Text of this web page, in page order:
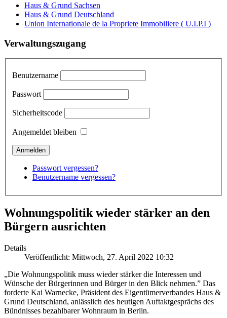
Haus & Grund Sachsen
Haus & Grund Deutschland
Union Internationale de la Propriete Immobiliere ( U.I.P.I )
Verwaltungszugang
Benutzername
Passwort
Sicherheitscode
Angemeldet bleiben
Passwort vergessen?
Benutzername vergessen?
Wohnungspolitik wieder stärker an den
Bürgern ausrichten
Details
Veröffentlicht: Mittwoch, 27. April 2022 10:32
„Die Wohnungspolitik muss wieder stärker die Interessen und
Wünsche der Bürgerinnen und Bürger in den Blick nehmen.” Das
forderte Kai Warnecke, Präsident des Eigentümerverbandes Haus &
Grund Deutschland, anlässlich des heutigen Auftaktgesprächs des
Bündnisses bezahlbarer Wohnraum in Berlin.